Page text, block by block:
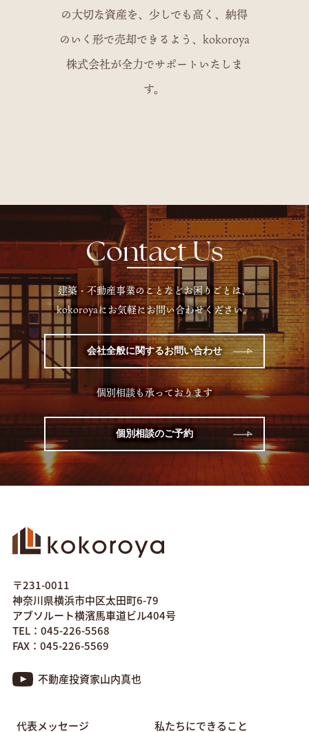
の大切な資産を、少しでも高く、納得
のいく形で売却できるよう、kokoroya
株式会社が全力でサポートいたしま
す。
Contact Us
建築・不動産事業のことなどお困りごとは、
kokoroyaにお気軽にお問い合わせください。
会社全般に関するお問い合わせ
個別相談も承っております
個別相談のご予約
〒231-0011
神奈川県横浜市中区太田町6-79
アブソルート横濱馬車道ビル404号
TEL：045-226-5568
FAX：045-226-5569
不動産投資家山内真也
代表メッセージ 私たちにできること